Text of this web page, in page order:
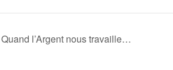
l’Argent nous travaille…